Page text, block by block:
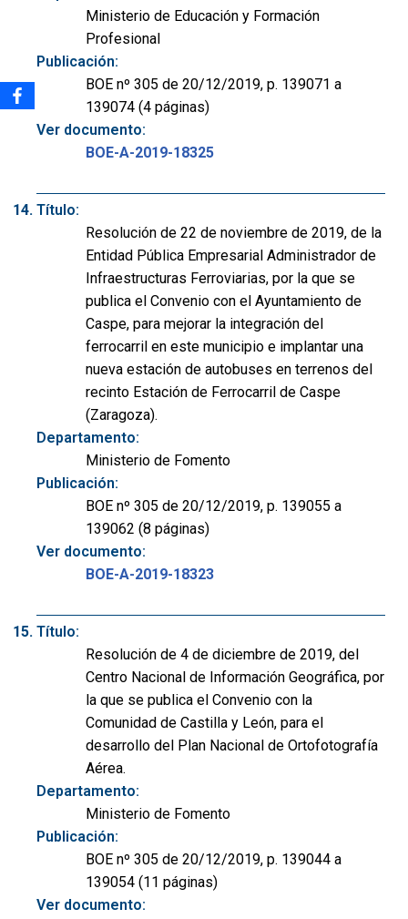
Ministerio de Educación y Formación
Profesional
Publicación:
BOE nº 305 de 20/12/2019, p. 139071 a
139074 (4 páginas)
Ver documento:
BOE-A-2019-18325
Título:
Resolución de 22 de noviembre de 2019, de la
Entidad Pública Empresarial Administrador de
Infraestructuras Ferroviarias, por la que se
publica el Convenio con el Ayuntamiento de
Caspe, para mejorar la integración del
ferrocarril en este municipio e implantar una
nueva estación de autobuses en terrenos del
recinto Estación de Ferrocarril de Caspe
(Zaragoza).
Departamento:
Ministerio de Fomento
Publicación:
BOE nº 305 de 20/12/2019, p. 139055 a
139062 (8 páginas)
Ver documento:
BOE-A-2019-18323
Título:
Resolución de 4 de diciembre de 2019, del
Centro Nacional de Información Geográfica, por
la que se publica el Convenio con la
Comunidad de Castilla y León, para el
desarrollo del Plan Nacional de Ortofotografía
Aérea.
Departamento:
Ministerio de Fomento
Publicación:
BOE nº 305 de 20/12/2019, p. 139044 a
139054 (11 páginas)
Ver documento: